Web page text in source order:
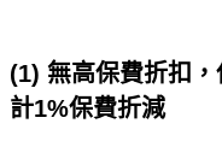
(1) 無高保費折扣
計1%保費折減